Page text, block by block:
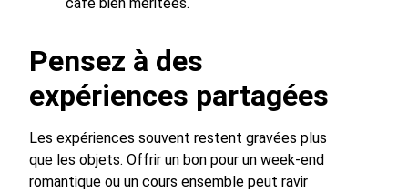
Pensez à des
expériences partagées
Les expériences souvent restent gravées plus
que les objets. Offrir un bon pour un week-end
romantique ou un cours ensemble peut ravir